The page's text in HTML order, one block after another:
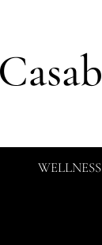
WELLNESS